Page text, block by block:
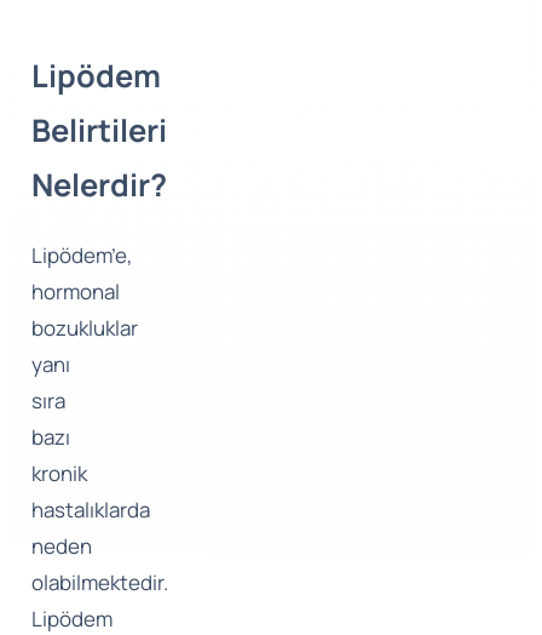
Lipödem
Belirtileri
Nelerdir?
Lipödem’e,
hormonal
bozukluklar
yanı
sıra
bazı
kronik
hastalıklarda
neden
olabilmektedir.
Lipödem